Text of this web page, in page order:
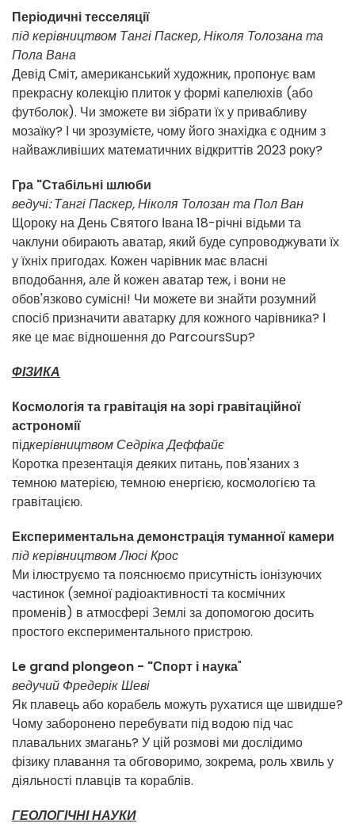
Періодичні тесселяції
під керівництвом Тангі Паскер, Ніколя Толозана та
Пола Вана
Девід Сміт, американський художник, пропонує вам
прекрасну колекцію плиток у формі капелюхів (або
футболок). Чи зможете ви зібрати їх у привабливу
мозаїку? І чи зрозумієте, чому його знахідка є одним з
найважливіших математичних відкриттів 2023 року?
Гра "Стабільні шлюби
ведучі: Тангі Паскер, Ніколя Толозан та Пол Ван
Щороку на День Святого Івана 18-річні відьми та
чаклуни обирають аватар, який буде супроводжувати їх
у їхніх пригодах. Кожен чарівник має власні
вподобання, але й кожен аватар теж, і вони не
обов'язково сумісні! Чи можете ви знайти розумний
спосіб призначити аватарку для кожного чарівника? І
яке це має відношення до ParcoursSup?
ФІЗИКА
Космологія та гравітація на зорі гравітаційної
астрономії
підкерівництвом Седріка Деффайє
Коротка презентація деяких питань, пов'язаних з
темною матерією, темною енергією, космологією та
гравітацією.
Експериментальна демонстрація туманної камери
під керівництвом Люсі Крос
Ми ілюструємо та пояснюємо присутність іонізуючих
частинок (земної радіоактивності та космічних
променів) в атмосфері Землі за допомогою досить
простого експериментального пристрою.
Le grand plongeon - "Спорт і наука"
ведучий Фредерік Шеві
Як плавець або корабель можуть рухатися ще швидше?
Чому заборонено перебувати під водою під час
плавальних змагань? У цій розмові ми дослідимо
фізику плавання та обговоримо, зокрема, роль хвиль у
діяльності плавців та кораблів.
ГЕОЛОГІЧНІ НАУКИ